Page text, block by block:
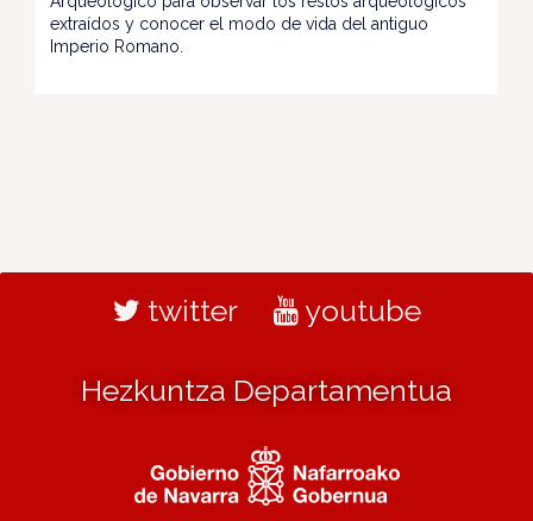
extraídos y conocer el modo de vida del antiguo
Imperio Romano.
twitter youtube
Hezkuntza Departamentua